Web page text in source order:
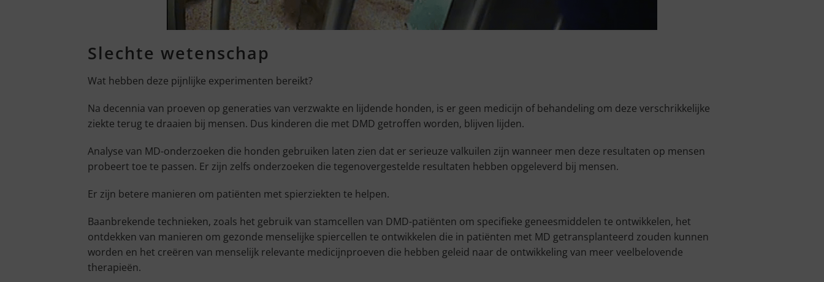
Slechte wetenschap
Wat hebben deze pijnlijke experimenten bereikt?
Na decennia van proeven op generaties van verzwakte en lijdende honden, is er geen medicijn of behandeling om deze verschrikkelijke
ziekte terug te draaien bij mensen. Dus kinderen die met DMD getroffen worden, blijven lijden.
Analyse van MD-onderzoeken die honden gebruiken laten zien dat er serieuze valkuilen zijn wanneer men deze resultaten op mensen
probeert toe te passen. Er zijn zelfs onderzoeken die tegenovergestelde resultaten hebben opgeleverd bij mensen.
Er zijn betere manieren om patiënten met spierziekten te helpen.
Baanbrekende technieken, zoals het gebruik van stamcellen van DMD-patiënten om specifieke geneesmiddelen te ontwikkelen, het
ontdekken van manieren om gezonde menselijke spiercellen te ontwikkelen die in patiënten met MD getransplanteerd zouden kunnen
worden en het creëren van menselijk relevante medicijnproeven die hebben geleid naar de ontwikkeling van meer veelbelovende
therapieën.